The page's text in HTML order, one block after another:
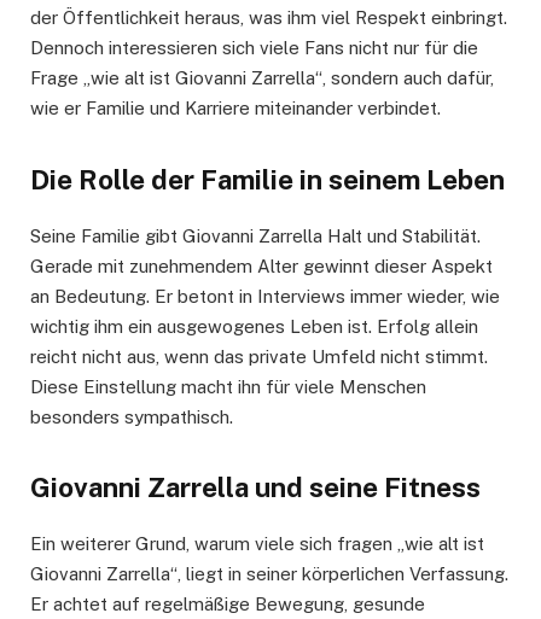
der Öffentlichkeit heraus, was ihm viel Respekt einbringt.
Dennoch interessieren sich viele Fans nicht nur für die
Frage „wie alt ist Giovanni Zarrella“, sondern auch dafür,
wie er Familie und Karriere miteinander verbindet.
Die Rolle der Familie in seinem Leben
Seine Familie gibt Giovanni Zarrella Halt und Stabilität.
Gerade mit zunehmendem Alter gewinnt dieser Aspekt
an Bedeutung. Er betont in Interviews immer wieder, wie
wichtig ihm ein ausgewogenes Leben ist. Erfolg allein
reicht nicht aus, wenn das private Umfeld nicht stimmt.
Diese Einstellung macht ihn für viele Menschen
besonders sympathisch.
Giovanni Zarrella und seine Fitness
Ein weiterer Grund, warum viele sich fragen „wie alt ist
Giovanni Zarrella“, liegt in seiner körperlichen Verfassung.
Er achtet auf regelmäßige Bewegung, gesunde